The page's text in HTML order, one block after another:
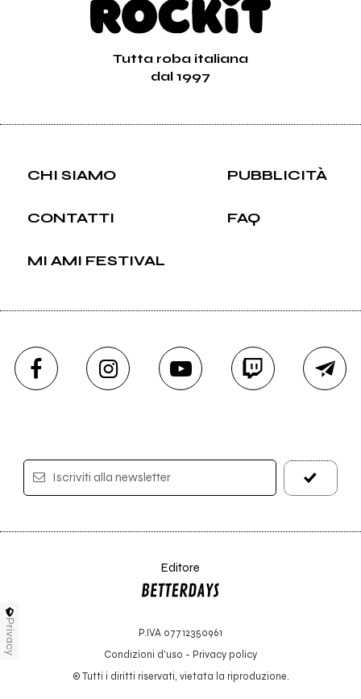
Tutta roba italiana
dal 1997
CHI SIAMO PUBBLICITÀ
CONTATTI FAQ
MI AMI FESTIVAL
Iscriviti alla newsletter
Editore
P.IVA 07712350961
Condizioni d'uso - Privacy policy
© Tutti i diritti riservati, vietata la riproduzione.
Privacy